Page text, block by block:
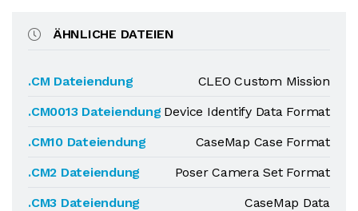
ÄHNLICHE DATEIEN
.CM Dateiendung
CLEO Custom Mission
.CM0013 Dateiendung Device Identify Data Format
.CM10 Dateiendung
CaseMap Case Format
.CM2 Dateiendung
Poser Camera Set Format
.CM3 Dateiendung
CaseMap Data